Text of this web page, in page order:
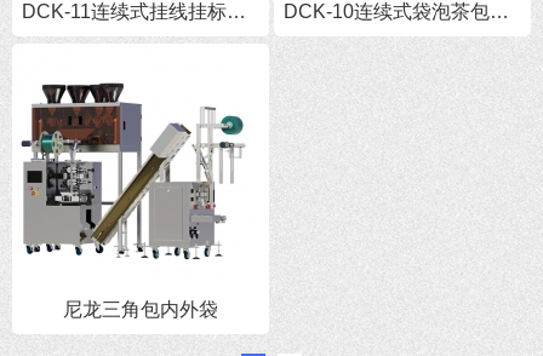
DCK-11连续式挂线挂标袋泡茶包装机 DCK-10连续式袋泡茶包装机
尼龙三角包内外袋